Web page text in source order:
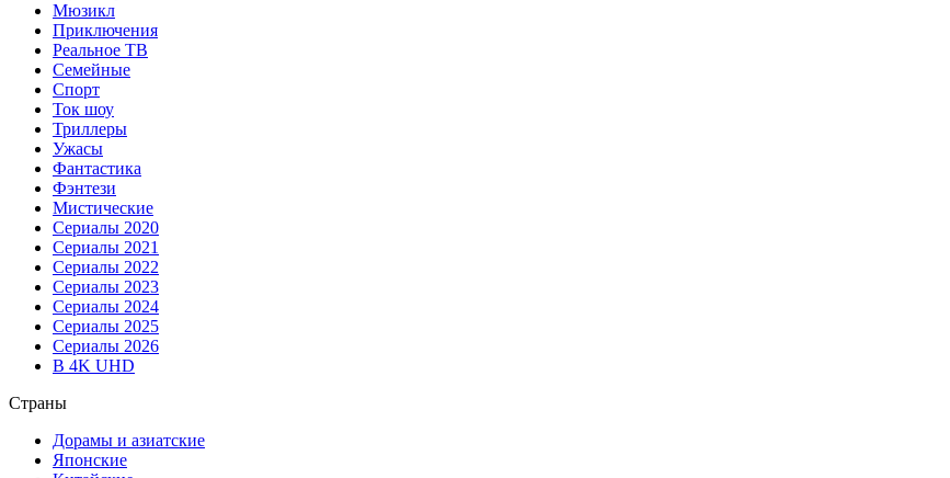
Мюзикл
Приключения
Реальное ТВ
Семейные
Спорт
Ток шоу
Триллеры
Ужасы
Фантастика
Фэнтези
Мистические
Сериалы 2020
Сериалы 2021
Сериалы 2022
Сериалы 2023
Сериалы 2024
Сериалы 2025
Сериалы 2026
В 4K UHD
Страны
Дорамы и азиатские
Японские